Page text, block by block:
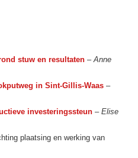
stuw en resultaten – Anne
in Sint-Gillis-Waas –
investeringssteun – Elise
plaatsing en werking van